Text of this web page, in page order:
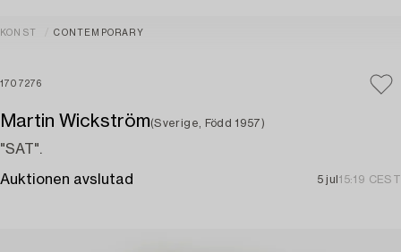
KONST CONTEMPORARY
1707276
Martin Wickström(Sverige, Född 1957)
"SAT".
Auktionen avslutad 5 jul 15:19 CEST